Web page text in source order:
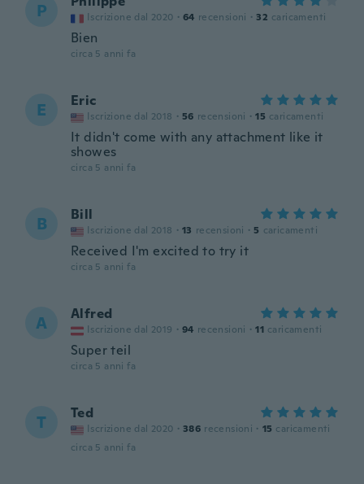
P Iscrizione dal 2020 · 64 recensioni · 32 caricamenti
Bien
circa 5 anni fa
E Eric
Iscrizione dal 2018 · 56 recensioni · 15 caricamenti
It didn't come with any attachment like it
showes
circa 5 anni fa
B Bill
Iscrizione dal 2018 · 13 recensioni · 5 caricamenti
Received I'm excited to try it
circa 5 anni fa
A Alfred
Iscrizione dal 2019 · 94 recensioni · 11 caricamenti
Super teil
circa 5 anni fa
T Ted
Iscrizione dal 2020 · 386 recensioni · 15 caricamenti
circa 5 anni fa